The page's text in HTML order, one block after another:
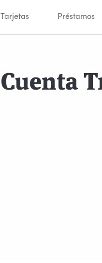
Tarjetas Préstamos
Cuenta